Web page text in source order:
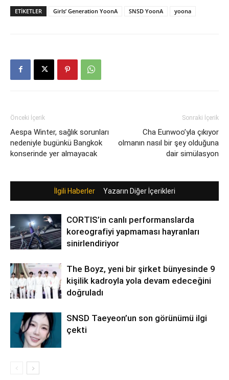
ETIKETLER Girls’ Generation YoonA SNSD YoonA yoona
Önceki İçerik
Aespa Winter, sağlık sorunları
nedeniyle bugünkü Bangkok
konserinde yer almayacak
Sonraki İçerik
Cha Eunwoo’yla çıkıyor
olmanın nasıl bir şey olduğuna
dair simülasyon
İlgili Haberler Yazarın Diğer İçerikleri
CORTIS’in canlı performanslarda
koreografiyi yapmaması hayranları
sinirlendiriyor
The Boyz, yeni bir şirket bünyesinde 9
kişilik kadroyla yola devam edeceğini
doğruladı
SNSD Taeyeon’un son görünümü ilgi
çekti